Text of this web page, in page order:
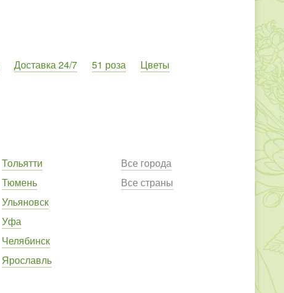
Доставка 24/7 51 роза
Цветы
Тольятти
Тюмень
Ульяновск
Уфа
Челябинск
Ярославль
Все города
Все страны